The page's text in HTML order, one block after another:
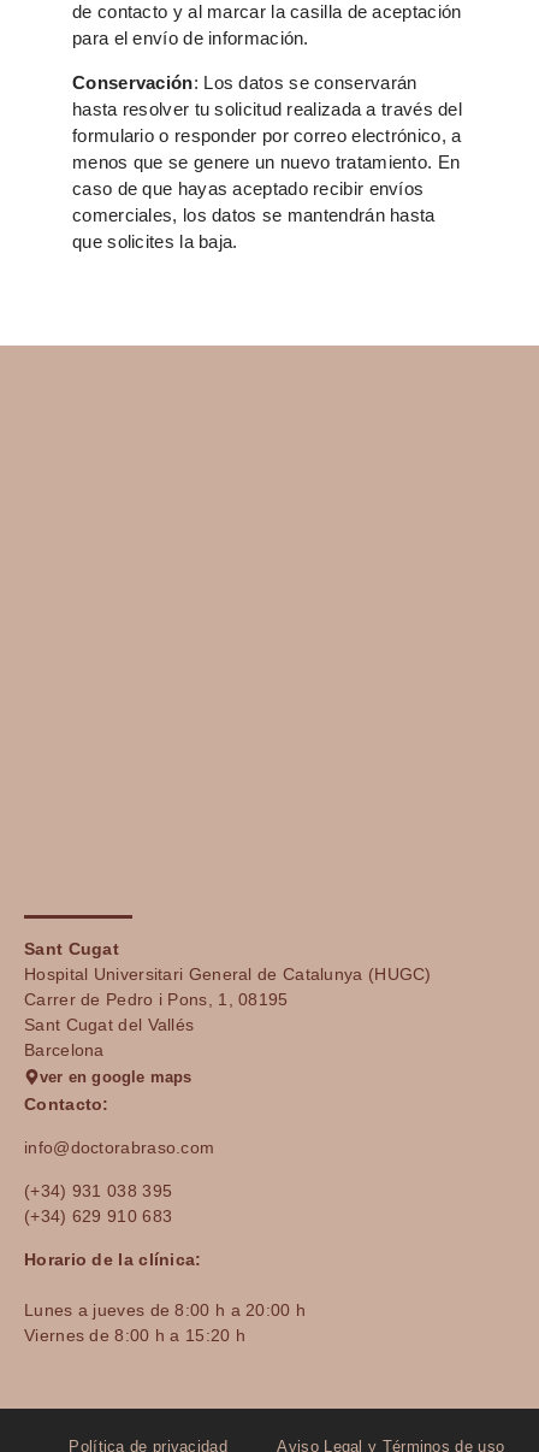
de contacto y al marcar la casilla de aceptación
para el envío de información.
Conservación: Los datos se conservarán
hasta resolver tu solicitud realizada a través del
formulario o responder por correo electrónico, a
menos que se genere un nuevo tratamiento. En
caso de que hayas aceptado recibir envíos
comerciales, los datos se mantendrán hasta
que solicites la baja.
Sant Cugat
Hospital Universitari General de Catalunya (HUGC)
Carrer de Pedro i Pons, 1, 08195
Sant Cugat del Vallés
Barcelona
ver en google maps
Contacto:
info@doctorabraso.com
(+34) 931 038 395
(+34) 629 910 683
Horario de la clínica:
Lunes a jueves de 8:00 h a 20:00 h
Viernes de 8:00 h a 15:20 h
Política de privacidad Aviso Legal y Términos de uso